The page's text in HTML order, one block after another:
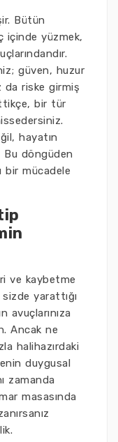
Bütün
içinde yüzmek,
güven, huzur
da riske girmiş
bir tür
hayatın
Bu döngüden
bir mücadele
ve kaybetme
sizde yarattığı
avuçlarınıza
Ancak ne
halihazırdaki
duygusal
zamanda
masasında